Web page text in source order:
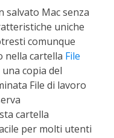
salvato Mac senza
uniche
comunque
nella cartella File
una copia del
File di lavoro
cartella
per molti utenti